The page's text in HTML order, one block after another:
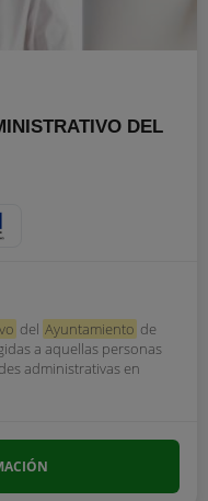
DEL
del Ayuntamiento de
a aquellas personas
administrativas en